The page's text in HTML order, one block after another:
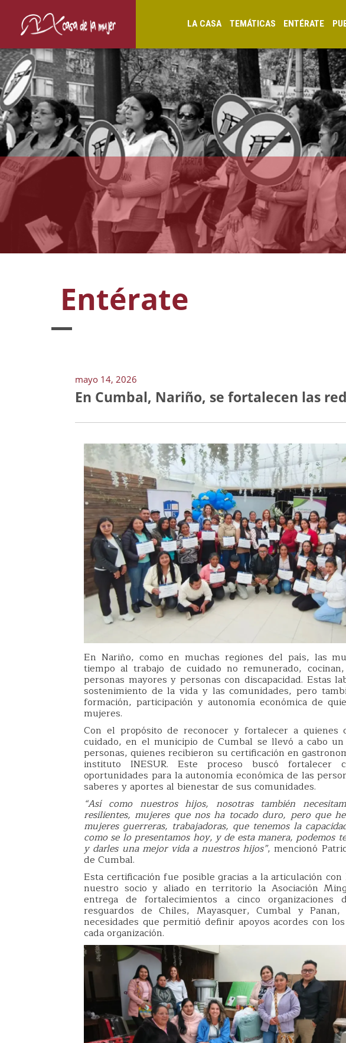
LA CASA TEMÁTICAS ENTÉRATE
Entérate
mayo 14, 2026
En Cumbal, Nariño, se fortalecen las
En Nariño, como en muchas regiones del país, las
tiempo al trabajo de cuidado no remunerado,
personas mayores y personas con discapacidad. Estas
sostenimiento de la vida y las comunidades, pero
formación, participación y autonomía económica de
mujeres.
Con el propósito de reconocer y fortalecer a quienes
cuidado, en el municipio de Cumbal se llevó a cabo
personas, quienes recibieron su certificación en
instituto INESUR. Este proceso buscó fortalecer
oportunidades para la autonomía económica de las
saberes y aportes al bienestar de sus comunidades.
“Así como nuestros hijos, nosotras también
resilientes, mujeres que nos ha tocado duro, pero que
mujeres guerreras, trabajadoras, que tenemos la
como se lo presentamos hoy, y de esta manera, podemos
y darles una mejor vida a nuestros hijos”, mencionó
de Cumbal.
Esta certificación fue posible gracias a la articulación
nuestro socio y aliado en territorio la Asociación
entrega de fortalecimientos a cinco
resguardos de Chiles, Mayasquer, Cumbal y
necesidades que permitió definir apoyos acordes con
cada organización.